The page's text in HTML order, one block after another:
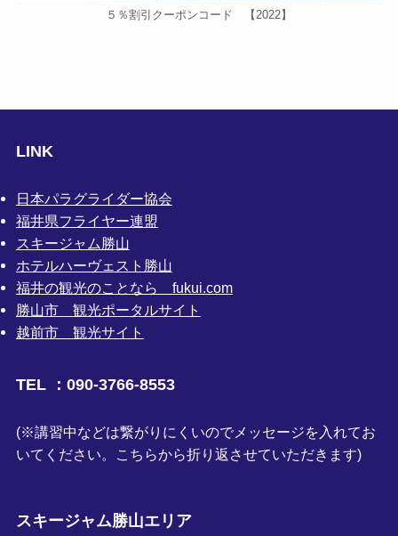
５％割引クーポンコード 【2022】
LINK
日本パラグライダー協会
福井県フライヤー連盟
スキージャム勝山
ホテルハーヴェスト勝山
福井の観光のことなら fukui.com
勝山市 観光ポータルサイト
越前市 観光サイト
TEL ：090-3766-8553
(※講習中などは繋がりにくいのでメッセージを入れてお
いてください。こちらから折り返させていただきます)
スキージャム勝山エリア